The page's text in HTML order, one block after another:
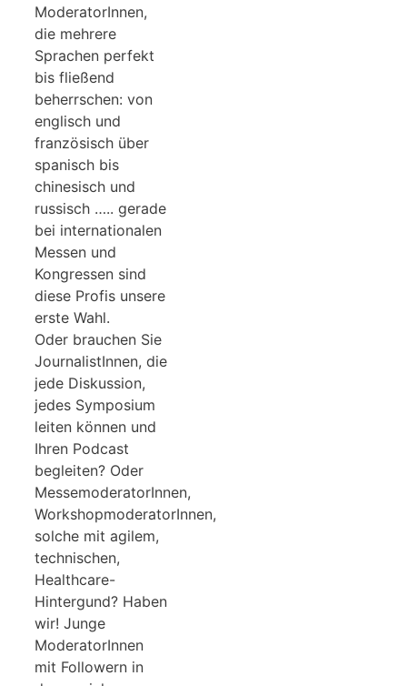
ModeratorInnen,
die mehrere
Sprachen perfekt
bis fließend
beherrschen: von
englisch und
französisch über
spanisch bis
chinesisch und
russisch ….. gerade
bei internationalen
Messen und
Kongressen sind
diese Profis unsere
erste Wahl.
Oder brauchen Sie
JournalistInnen, die
jede Diskussion,
jedes Symposium
leiten können und
Ihren Podcast
begleiten? Oder
MessemoderatorInnen,
WorkshopmoderatorInnen,
solche mit agilem,
technischen,
Healthcare-
Hintergund? Haben
wir! Junge
ModeratorInnen
mit Followern in